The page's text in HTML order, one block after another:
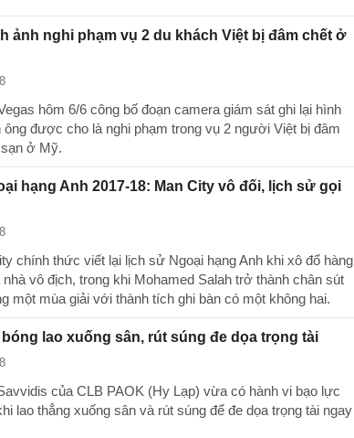
ảnh nghi phạm vụ 2 du khách Việt bị đâm chết ở
hôm 6/6 công bố đoạn camera giám sát ghi lại hình
được cho là nghi phạm trong vụ 2 người Việt bị đâm
ở Mỹ.
hạng Anh 2017-18: Man City vô đối, lịch sử gọi
chính thức viết lại lịch sử Ngoại hạng Anh khi xô đổ hàng
vô địch, trong khi Mohamed Salah trở thành chân sút
một mùa giải với thành tích ghi bàn có một không hai.
lao xuống sân, rút súng đe dọa trọng tài
của CLB PAOK (Hy Lạp) vừa có hành vi bạo lực
lao thẳng xuống sân và rút súng để đe dọa trọng tài ngay